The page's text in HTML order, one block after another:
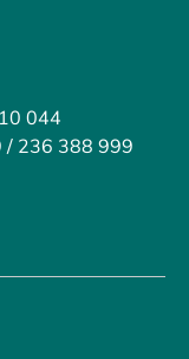
044
/ 236 388 999